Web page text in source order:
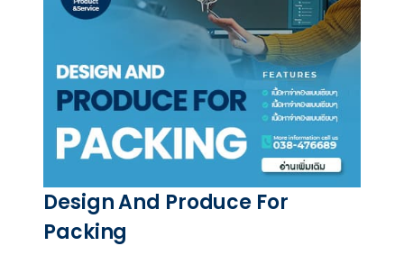
Design And Produce For
Packing